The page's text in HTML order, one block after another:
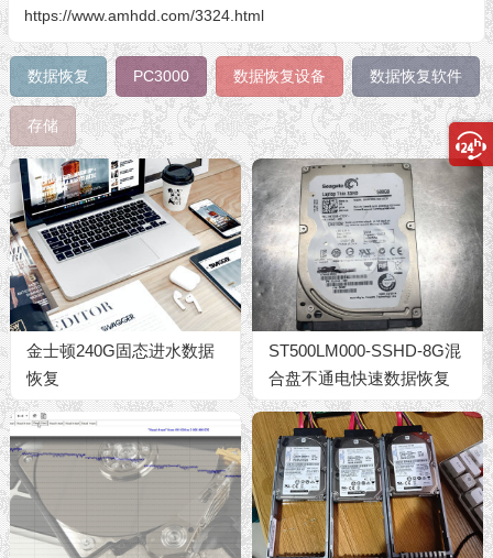
https://www.amhdd.com/3324.html
数据恢复 PC3000 数据恢复设备 数据恢复软件
存储
金士顿240G固态进水数据
恢复
ST500LM000-SSHD-8G混
合盘不通电快速数据恢复